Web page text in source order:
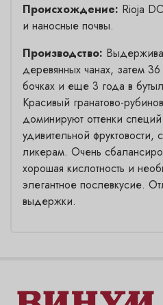
Происхождение: Rioja
и наносные почвы.
Производство:
деревянных чанах, затем
бочках и еще 3 года в
Красивый гранатово-
доминируют оттенки
удивительной фруктовости,
ликерам. Очень
хорошая кислотность и
элегантное послевкусие.
выдержки.